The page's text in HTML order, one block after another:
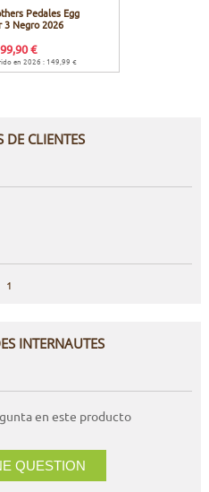
Pedales Egg
3 Negro 2026
99,90 €
en 2026 : 149,99 €
DE CLIENTES
1
INTERNAUTES
en este producto
QUESTION